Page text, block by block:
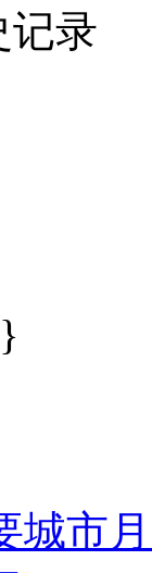
记录
城市